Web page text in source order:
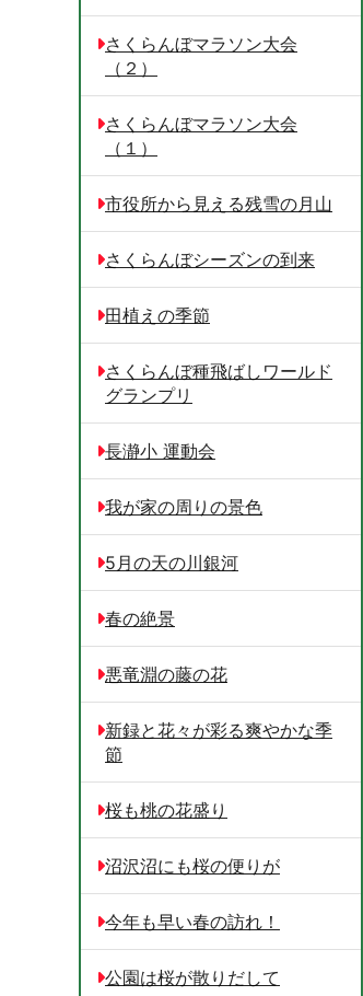
さくらんぼマラソン大会
（２）
さくらんぼマラソン大会
（１）
市役所から見える残雪の月山
さくらんぼシーズンの到来
田植えの季節
さくらんぼ種飛ばしワールド
グランプリ
長瀞小 運動会
我が家の周りの景色
5月の天の川銀河
春の絶景
悪竜淵の藤の花
新録と花々が彩る爽やかな季
節
桜も桃の花盛り
沼沢沼にも桜の便りが
今年も早い春の訪れ！
公園は桜が散りだして